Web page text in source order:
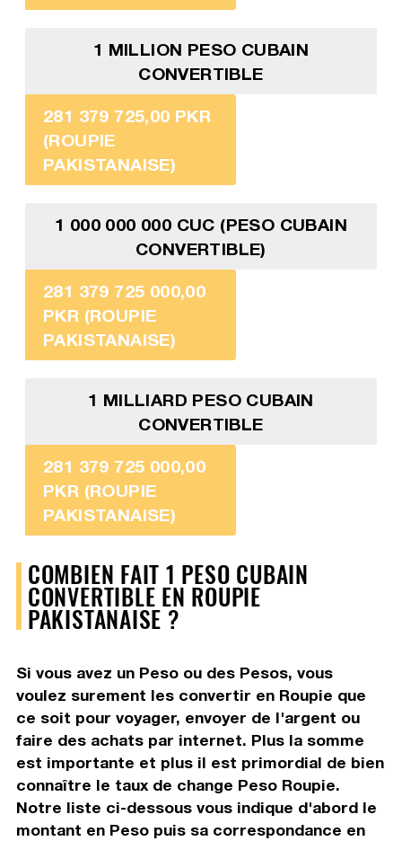
1 MILLION PESO CUBAIN
CONVERTIBLE
281 379 725,00 PKR
(ROUPIE
PAKISTANAISE)
1 000 000 000 CUC (PESO CUBAIN
CONVERTIBLE)
281 379 725 000,00
PKR (ROUPIE
PAKISTANAISE)
1 MILLIARD PESO CUBAIN
CONVERTIBLE
281 379 725 000,00
PKR (ROUPIE
PAKISTANAISE)
COMBIEN FAIT 1 PESO CUBAIN
CONVERTIBLE EN ROUPIE
PAKISTANAISE ?
Si vous avez un Peso ou des Pesos, vous
voulez surement les convertir en Roupie que
ce soit pour voyager, envoyer de l'argent ou
faire des achats par internet. Plus la somme
est importante et plus il est primordial de bien
connaître le taux de change Peso Roupie.
Notre liste ci-dessous vous indique d'abord le
montant en Peso puis sa correspondance en